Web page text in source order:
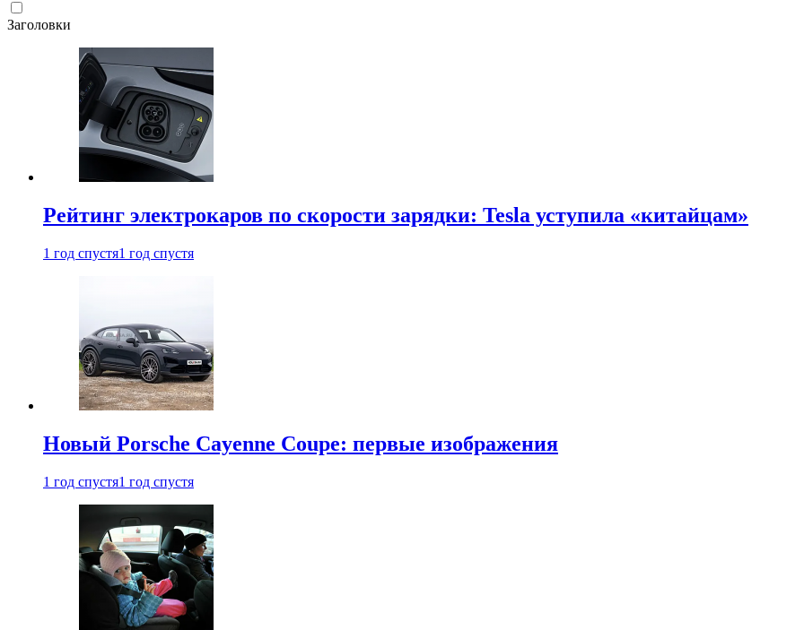
Заголовки
Рейтинг электрокаров по скорости зарядки: Tesla уступила «китайцам»
1 год спустя1 год спустя
Новый Porsche Cayenne Coupe: первые изображения
1 год спустя1 год спустя